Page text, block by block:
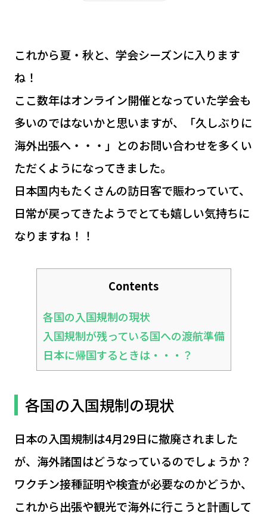
これから夏・秋と、学会シーズンに入ります
ね！
ここ数年はオンライン開催となっていた学会も
多いのではないかと思いますが、「久しぶりに
海外出張へ・・・」とのお問い合わせを多くい
ただくようになってきました。
日本国内もたくさんの訪日客で賑わっていて、
日常が戻ってきたようでとても嬉しい気持ちに
なりますね！！
Contents
各国の入国規制の現状
入国規制が残っている国への渡航準備
日本に帰国するときは・・・？
各国の入国規制の現状
日本の入国規制は4月29日に撤廃されました
が、海外諸国はどうなっているのでしょうか？
ワクチン接種証明や検査が必要なのかどうか、
これから出張や観光で海外に行こうと計画して